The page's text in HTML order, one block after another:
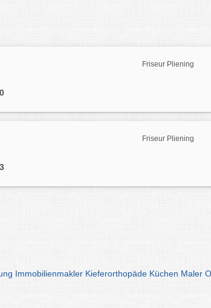
Friseur Pliening
Friseur Pliening
Immobilienmakler Kieferorthopäde Küchen Maler